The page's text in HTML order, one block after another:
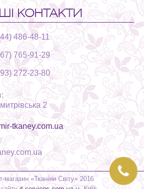
КОНТАКТИ
486-48-11
765-91-29
272-23-80
2
tkaney.com.ua
магазин «Тканіни Світу» 2016